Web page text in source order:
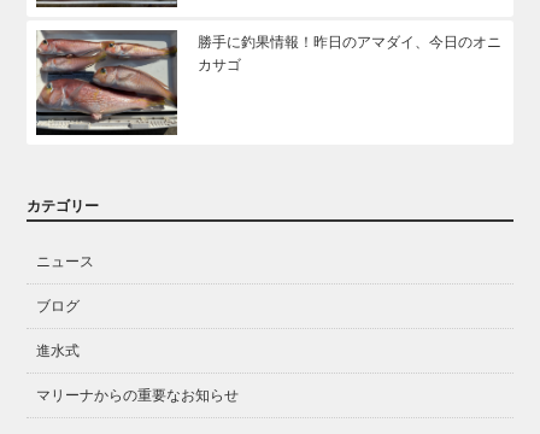
勝手に釣果情報！昨日のアマダイ、今日のオニ
カサゴ
カテゴリー
ニュース
ブログ
進水式
マリーナからの重要なお知らせ